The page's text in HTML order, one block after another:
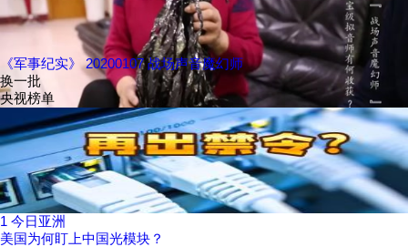
《军事纪实》 20200107 战场声音魔幻师
换一批
央视榜单
1 今日亚洲
美国为何盯上中国光模块？